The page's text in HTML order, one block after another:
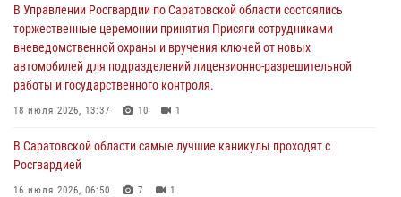
автомобилей для подразделений лицензионно-разрешительной
работы и государственного контроля.
18 июля 2026, 13:37 10 1
В Саратовской области самые лучшие каникулы проходят с
Росгвардией
В Саратове сотрудники Росгвардии первыми пришли на помощь к
женщине, попавшей в ДТП из-за возникшего сердечного приступа
В Управлении Росгвардии по Саратовской области состоялись
торжественные церемонии принятия Присяги сотрудниками
вневедомственной охраны и вручения ключей от новых
автомобилей для подразделений лицензионно-разрешительной
работы и государственного контроля.
18 июля 2026, 13:37 10 1
В Саратовской области самые лучшие каникулы проходят с
Росгвардией
16 июля 2026, 06:50 7 1